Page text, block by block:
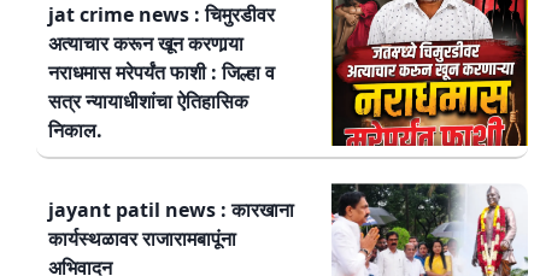
jat crime news : चिमुरडीवर
अत्याचार करून खून करणार्‍या
नराधमास मरेपर्यंत फाशी : जिल्हा व
सत्र न्यायाधीशांचा ऐतिहासिक
निकाल.
jayant patil news : कारखाना
कार्यस्थळावर राजारामबापूंना
अभिवादन